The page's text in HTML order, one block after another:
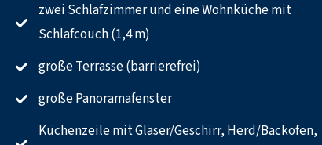
zwei Schlafzimmer und eine Wohnküche mit
Schlafcouch (1,4 m)
große Terrasse (barrierefrei)
große Panoramafenster
Küchenzeile mit Gläser/Geschirr, Herd/Backofen,